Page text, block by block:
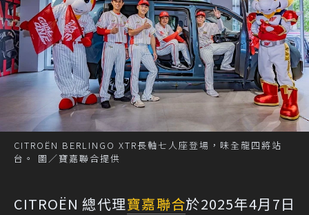
CITROËN BERLINGO XTR長軸七人座登場，味全龍四將站
台。 圖／寶嘉聯合提供
CITROËN 總代理寶嘉聯合於2025年4月7日